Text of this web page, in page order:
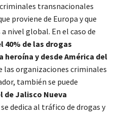
transnacionales
proviene de Europa y que
nivel global. En el caso de
40% de las drogas
heroína y desde América del
las organizaciones criminales
también se puede
de Jalisco Nueva
se dedica al tráfico de drogas y